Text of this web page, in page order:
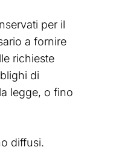
per il
a fornire
richieste
di
legge, o fino
diffusi.